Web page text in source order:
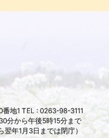
地1 TEL : 0263-98-3111
分から午後5時15分まで
翌年1月3日までは閉庁）